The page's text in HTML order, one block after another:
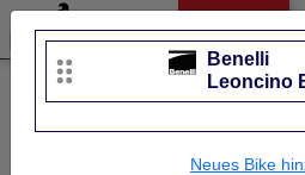
Liste bearbeiten
Benelli
Leoncino Bobber 400
Benelli
Leoncino
Neues Bike